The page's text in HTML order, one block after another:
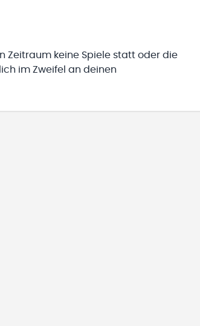
Zeitraum keine Spiele statt oder die
im Zweifel an deinen